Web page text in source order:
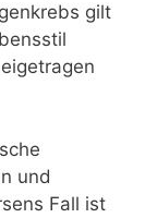
gilt
und
Fall ist